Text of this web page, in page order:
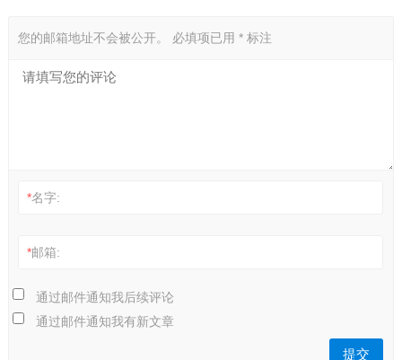
您的邮箱地址不会被公开。 必填项已用 *标注
*名字:
*邮箱:
通过邮件通知我后续评论
通过邮件通知我有新文章